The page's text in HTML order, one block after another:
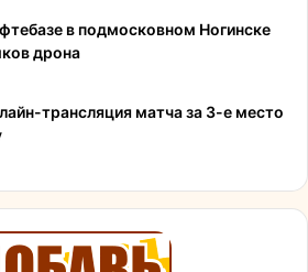
в подмосковном Ногинске
дрона
трансляция матча за 3-е место